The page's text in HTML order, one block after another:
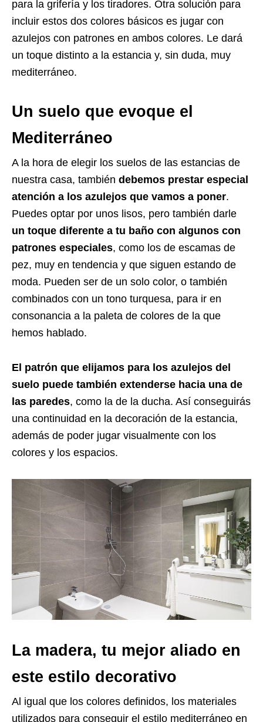
para la grifería y los tiradores. Otra solución para
incluir estos dos colores básicos es jugar con
azulejos con patrones en ambos colores. Le dará
un toque distinto a la estancia y, sin duda, muy
mediterráneo.
Un suelo que evoque el
Mediterráneo
A la hora de elegir los suelos de las estancias de
nuestra casa, también debemos prestar especial
atención a los azulejos que vamos a poner.
Puedes optar por unos lisos, pero también darle
un toque diferente a tu baño con algunos con
patrones especiales, como los de escamas de
pez, muy en tendencia y que siguen estando de
moda. Pueden ser de un solo color, o también
combinados con un tono turquesa, para ir en
consonancia a la paleta de colores de la que
hemos hablado.
El patrón que elijamos para los azulejos del
suelo puede también extenderse hacia una de
las paredes, como la de la ducha. Así conseguirás
una continuidad en la decoración de la estancia,
además de poder jugar visualmente con los
colores y los espacios.
La madera, tu mejor aliado en
este estilo decorativo
Al igual que los colores definidos, los materiales
utilizados para conseguir el estilo mediterráneo en